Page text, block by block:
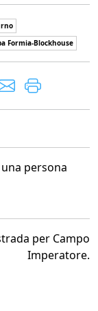
Formia-Blockhouse
persona
per Campo
Imperatore.